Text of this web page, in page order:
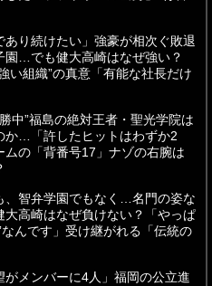
あり続けたい」強豪が相次ぐ敗退
園…でも健大高崎はなぜ強い？
い組織”の真意「有能な社長だけ
中”福島の絶対王者・聖光学院は
か…「許したヒットはわずか2
ムの「背番号17」ナゾの右腕は
、智弁学園でもなく…名門の姿な
大高崎はなぜ負けない？「やっぱ
なんです」受け継がれる「伝統の
がメンバーに4人」福岡の公立進